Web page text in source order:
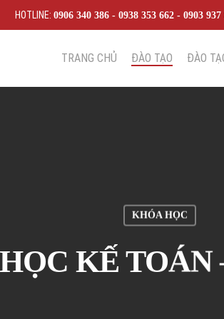
HOTLINE:0906 340 386 - 0938 353 662 - 0903
TRANG CHỦ ĐÀO TẠO ĐÀO
KHÓA HỌC
KẾ